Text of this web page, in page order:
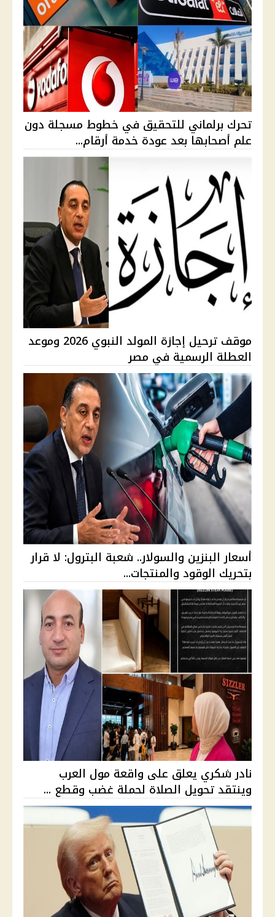
تحرك برلماني للتحقيق في خطوط مسجلة دون
علم أصحابها بعد عودة خدمة أرقام...
موقف ترحيل إجازة المولد النبوي 2026 وموعد
العطلة الرسمية في مصر
أسعار البنزين والسولار.. شعبة البترول: لا قرار
بتحريك الوقود والمنتجات...
نادر شكري يعلق على واقعة مول العرب
وينتقد تحويل الصلاة لحملة غضب وقطع ...